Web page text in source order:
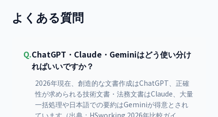
よくある質問
Q.ChatGPT・Claude・Geminiはどう使い分け
ればいいですか？
2026年現在、創造的な文書作成はChatGPT、正確
性が求められる技術文書・法務文書はClaude、大量
一括処理や日本語での要約はGeminiが得意とされ
ています（出典：HSworking 2026年比較ガイ